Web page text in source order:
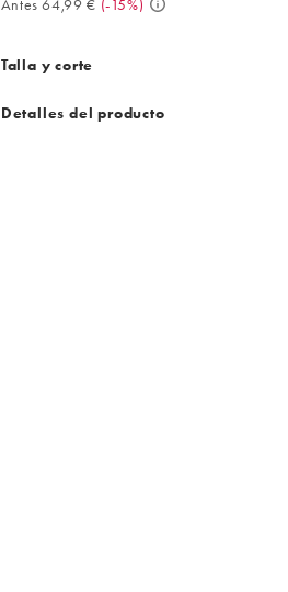
Antes 64,99 € (-15%)
Talla y corte
Detalles del producto